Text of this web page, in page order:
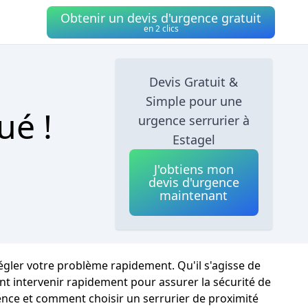
Obtenir un devis d'urgence gratuit
en 2 clics
!
Devis Gratuit &
Simple pour une
urgence serrurier à
Estagel
J'obtiens mon
devis d'urgence
maintenant
votre problème rapidement. Qu'il s'agisse de
intervenir rapidement pour assurer la sécurité de
et comment choisir un serrurier de proximité